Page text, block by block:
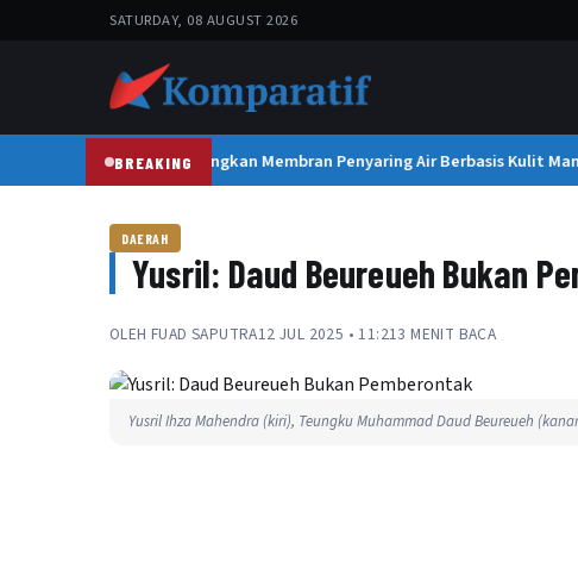
SATURDAY, 08 AUGUST 2026
BREAKING
Mahasiswa USK Kembangkan Membran Penyaring Air Berbasis Kulit
DAERAH
Yusril: Daud Beureueh Bukan
OLEH FUAD SAPUTRA12 JUL 2025 • 11:213 MENIT BACA
Yusril Ihza Mahendra (kiri), Teungku Muhammad Daud Beureueh